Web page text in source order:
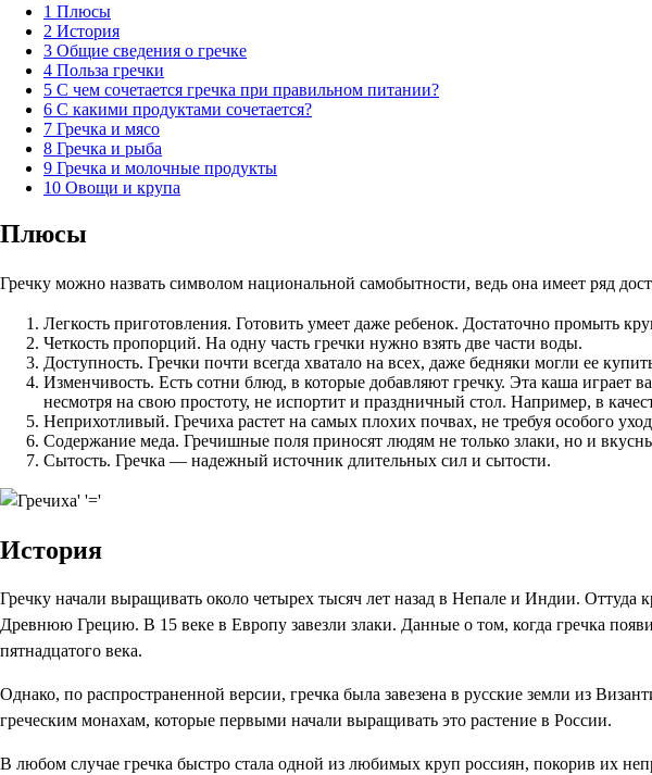
1 Плюсы
2 История
3 Общие сведения о гречке
4 Польза гречки
5 С чем сочетается гречка при правильном питании?
6 С какими продуктами сочетается?
7 Гречка и мясо
8 Гречка и рыба
9 Гречка и молочные продукты
10 Овощи и крупа
Плюсы
Гречку можно назвать символом национальной самобытности, ведь она имеет ряд
Легкость приготовления. Готовить умеет даже ребенок. Достаточно промыть
Четкость пропорций. На одну часть гречки нужно взять две части воды.
Доступность. Гречки почти всегда хватало на всех, даже бедняки могли ее
Изменчивость. Есть сотни блюд, в которые добавляют гречку. Эта каша
несмотря на свою простоту, не испортит и праздничный стол. Например, в
Неприхотливый. Гречиха растет на самых плохих почвах, не требуя особого
Содержание меда. Гречишные поля приносят людям не только злаки, но и
Сытость. Гречка — надежный источник длительных сил и сытости.
История
Гречку начали выращивать около четырех тысяч лет назад в Непале и Индии.
Древнюю Грецию. В 15 веке в Европу завезли злаки. Данные о том, когда гречка
пятнадцатого века.
Однако, по распространенной версии, гречка была завезена в русские земли из
греческим монахам, которые первыми начали выращивать это растение в России.
В любом случае гречка быстро стала одной из любимых круп россиян, покорив их